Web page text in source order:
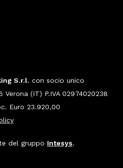
S.r.l. con socio unico
Verona (IT) P.IVA 02974020238
Euro 23.920,00
del gruppo Intesys.